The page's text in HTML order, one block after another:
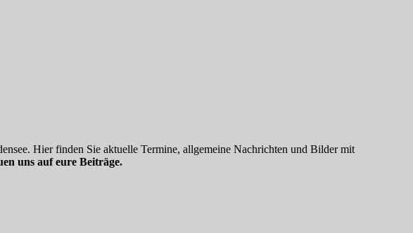
Hier finden Sie aktuelle Termine, allgemeine Nachrichten und Bilder mit
uns auf eure Beiträge.